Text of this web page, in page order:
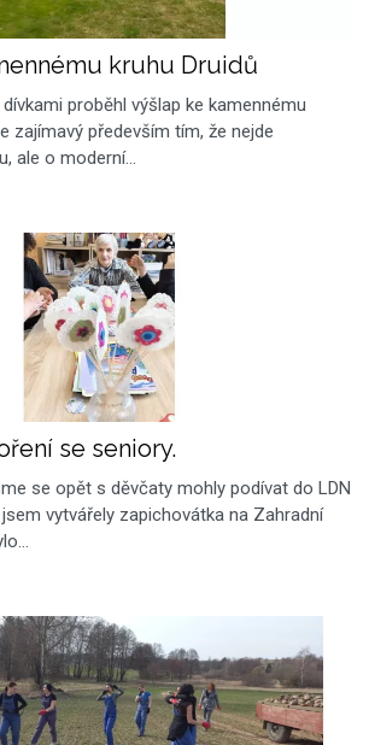
kruhu Druidů
proběhl výšlap ke kamennému
zajímavý především tím, že nejde
ale o moderní…
se seniory.
se opět s děvčaty mohly podívat do LDN
vytvářely zapichovátka na Zahradní